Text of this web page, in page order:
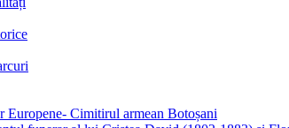
Europene- Cimitirul armean Botoșani